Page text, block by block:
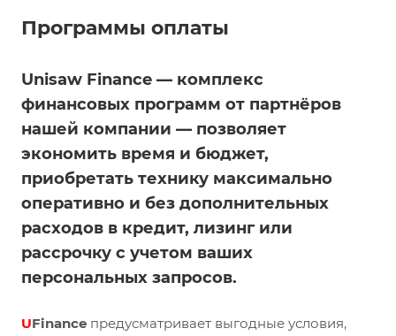
Программы оплаты
Unisaw Finance — комплекс
финансовых программ от партнёров
нашей компании — позволяет
экономить время и бюджет,
приобретать технику максимально
оперативно и без дополнительных
расходов в кредит, лизинг или
рассрочку с учетом ваших
персональных запросов.
UFinance предусматривает выгодные условия,